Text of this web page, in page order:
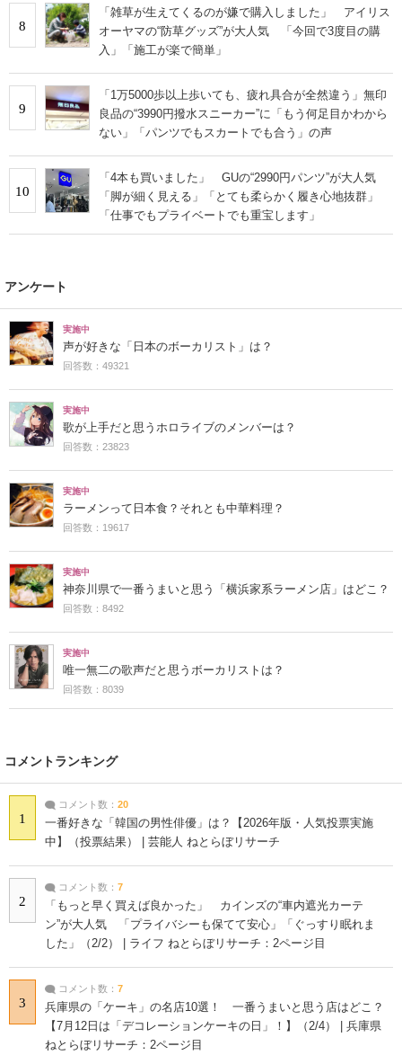
8
「雑草が生えてくるのが嫌で購入しました」 アイリス
オーヤマの“防草グッズ”が大人気 「今回で3度目の購
入」「施工が楽で簡単」
9
「1万5000歩以上歩いても、疲れ具合が全然違う」無印
良品の“3990円撥水スニーカー”に「もう何足目かわから
ない」「パンツでもスカートでも合う」の声
10
「4本も買いました」 GUの“2990円パンツ”が大人気
「脚が細く見える」「とても柔らかく履き心地抜群」
「仕事でもプライベートでも重宝します」
アンケート
実施中
声が好きな「日本のボーカリスト」は？
回答数：49321
実施中
歌が上手だと思うホロライブのメンバーは？
回答数：23823
実施中
ラーメンって日本食？それとも中華料理？
回答数：19617
実施中
神奈川県で一番うまいと思う「横浜家系ラーメン店」はどこ？
回答数：8492
実施中
唯一無二の歌声だと思うボーカリストは？
回答数：8039
コメントランキング
1
コメント数： 20
一番好きな「韓国の男性俳優」は？【2026年版・人気投票実施
中】（投票結果） | 芸能人 ねとらぼリサーチ
2
コメント数： 7
「もっと早く買えば良かった」 カインズの“車内遮光カーテ
ン”が大人気 「プライバシーも保てて安心」「ぐっすり眠れま
した」（2/2） | ライフ ねとらぼリサーチ：2ページ目
3
コメント数： 7
兵庫県の「ケーキ」の名店10選！ 一番うまいと思う店はどこ？
【7月12日は「デコレーションケーキの日」！】（2/4） | 兵庫県
ねとらぼリサーチ：2ページ目